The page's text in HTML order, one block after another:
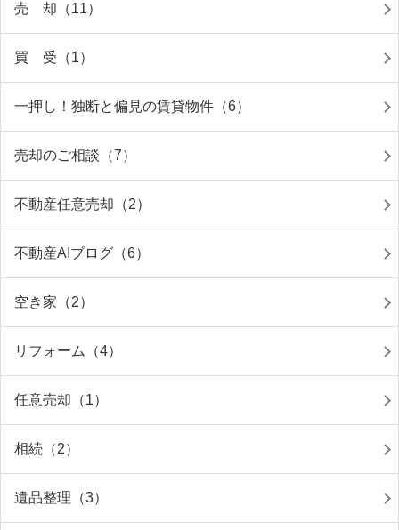
売 却（11）
買 受（1）
一押し！独断と偏見の賃貸物件（6）
売却のご相談（7）
不動産任意売却（2）
不動産AIブログ（6）
空き家（2）
リフォーム（4）
任意売却（1）
相続（2）
遺品整理（3）